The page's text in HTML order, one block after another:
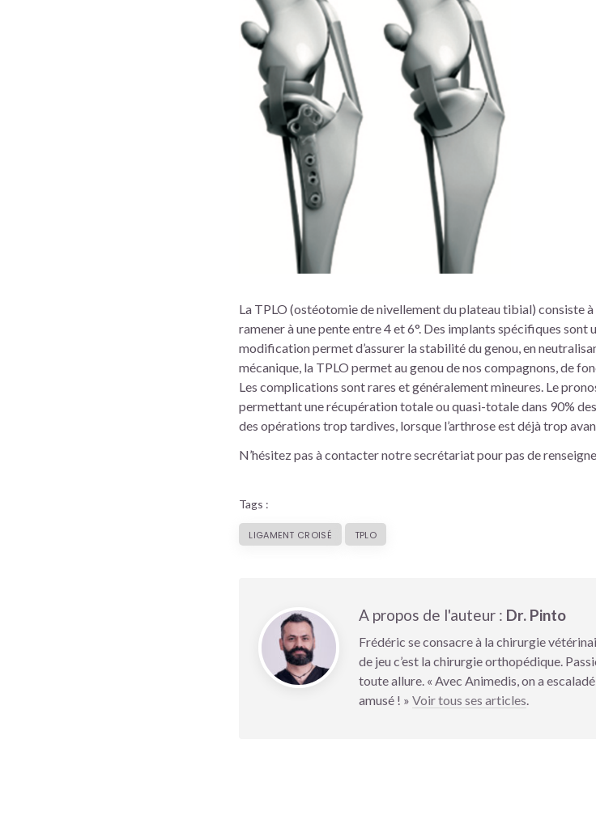
La TPLO (ostéotomie de nivellement du plateau tibial) consiste
ramener à une pente entre 4 et 6°. Des implants spécifiques
modification permet d’assurer la stabilité du genou, en
mécanique, la TPLO permet au genou de nos compagnons, de
Les complications sont rares et généralement mineures. Le
permettant une récupération totale ou quasi-totale dans 90%
des opérations trop tardives, lorsque l’arthrose est déjà trop
N’hésitez pas à contacter notre secrétariat pour pas de
Tags :
LIGAMENT CROISÉ TPLO
A propos de l'auteur : Dr. Pinto
Frédéric se consacre à la chirurgie
de jeu c’est la chirurgie orthopédique.
toute allure. « Avec Animedis, on a
amusé ! »Voir tous ses articles